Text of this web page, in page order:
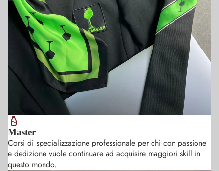
Master
Corsi di specializzazione professionale per chi con passione
e dedizione vuole continuare ad acquisire maggiori skill in
questo mondo.